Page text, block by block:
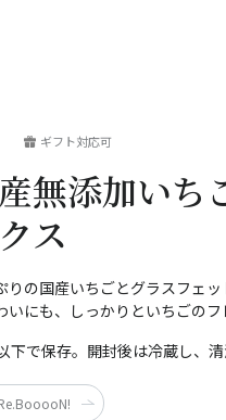
ギフト対応可
りの国産いちごとグラスフェ
いにも、しっかりといちごの
下で保存。開封後は冷蔵し、清
無添加いち
ス